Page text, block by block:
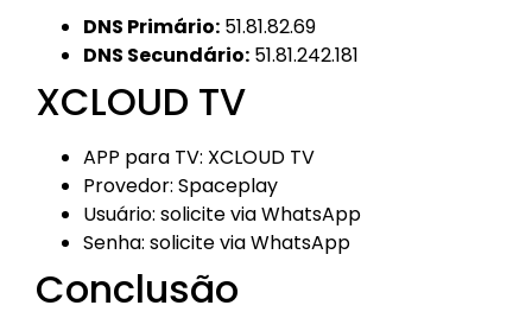
DNS Primário: 51.81.82.69
DNS Secundário: 51.81.242.181
XCLOUD TV
APP para TV: XCLOUD TV
Provedor: Spaceplay
Usuário: solicite via WhatsApp
Senha: solicite via WhatsApp
Conclusão